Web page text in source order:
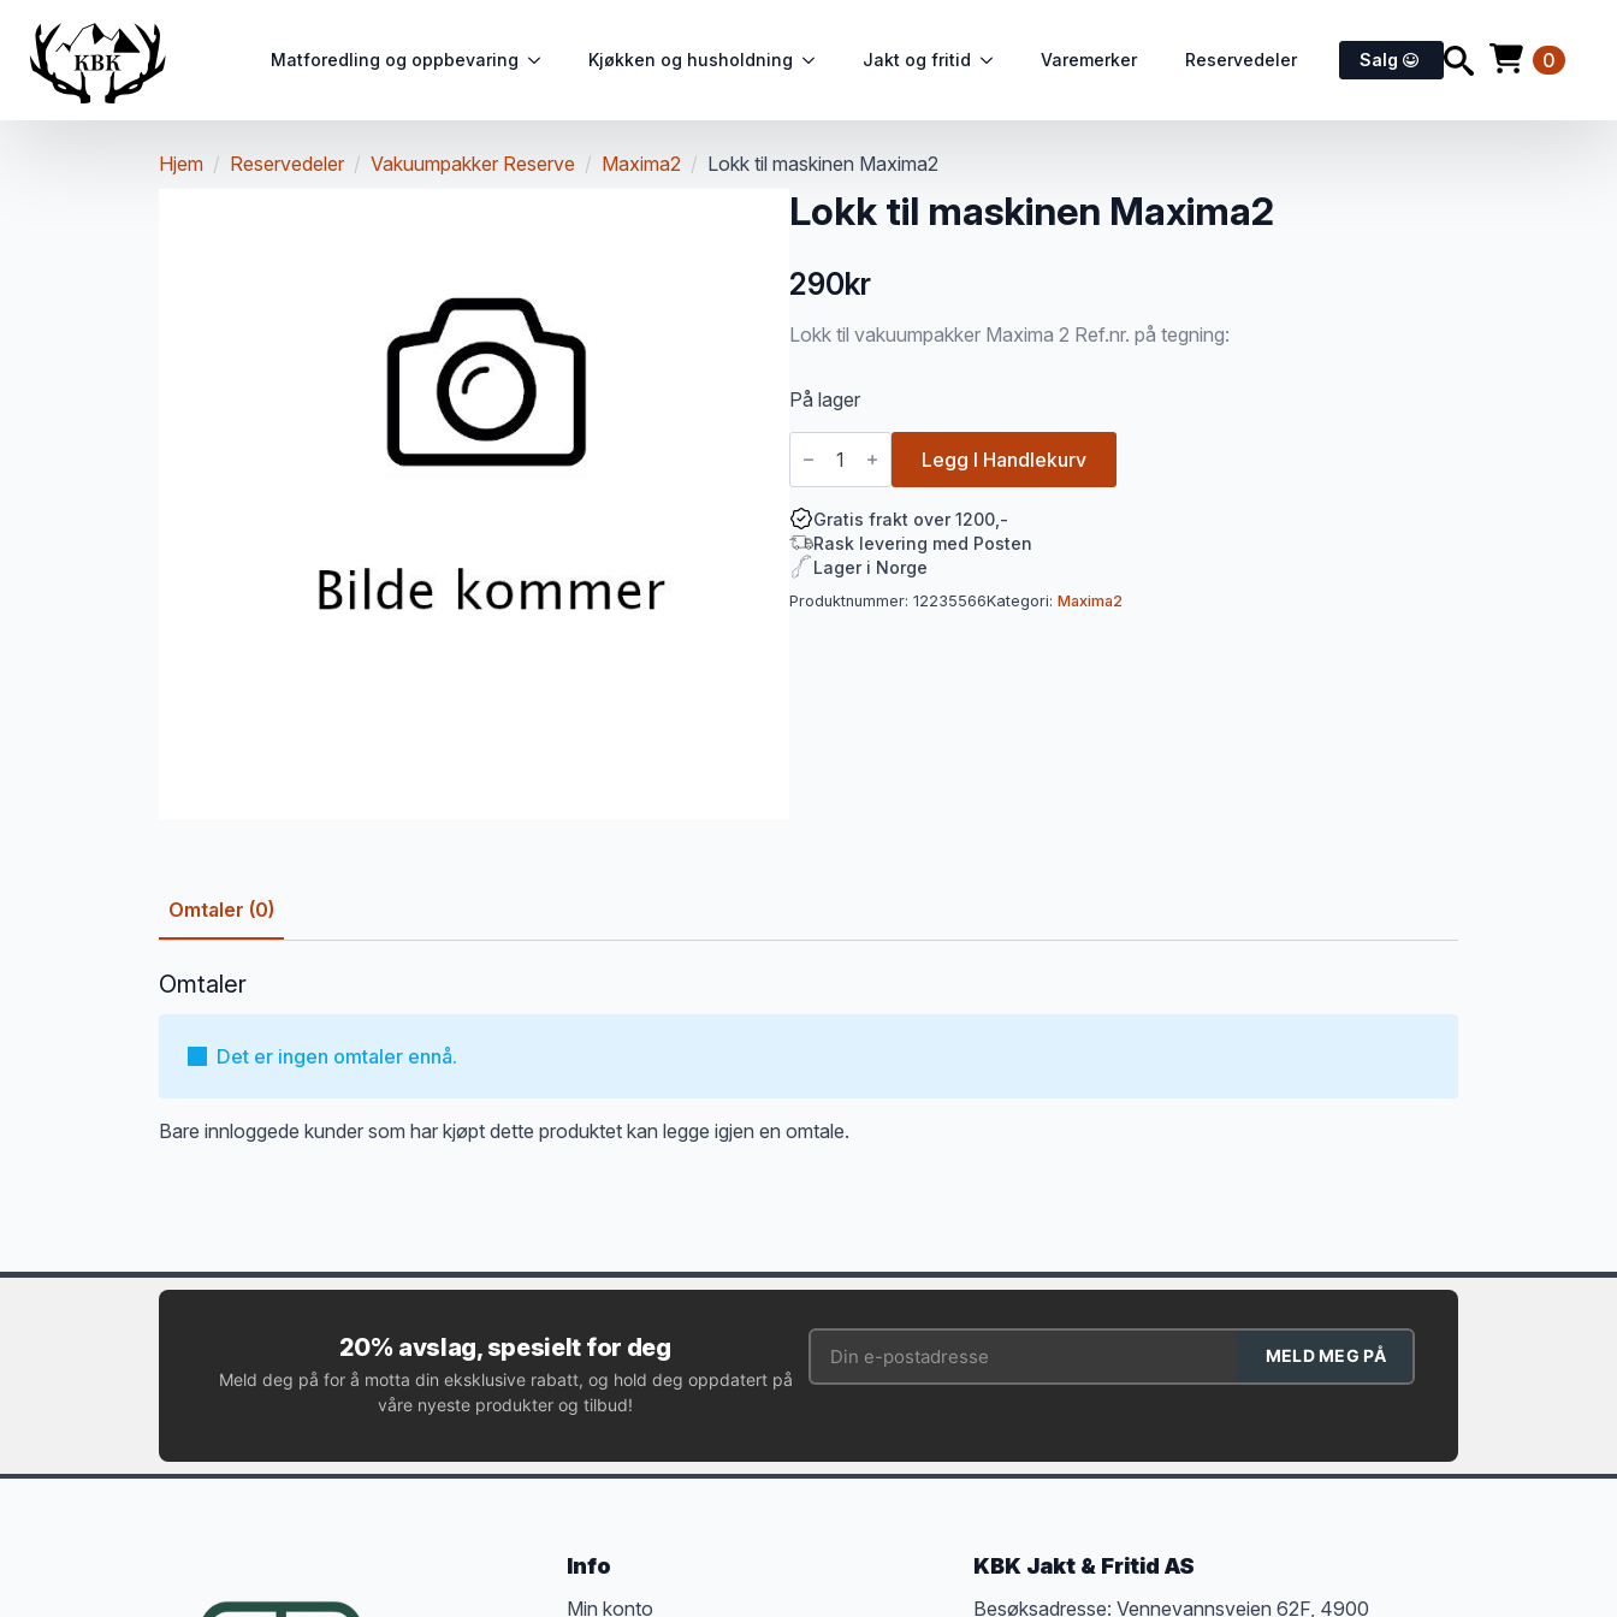
Matforedling og oppbevaring Kjøkken og husholdning Jakt og fritid Varemerker Reservedeler Salg 0
Hjem Reservedeler Vakuumpakker Reserve Maxima2 Lokk til maskinen Maxima2
Lokk til maskinen Maxima2
290kr
Lokk til vakuumpakker Maxima 2 Ref.nr. på tegning:
På lager
Lokk
maskinen
antall
Legg I Handlekurv
Gratis frakt over 1200,-
Rask levering med Posten
Lager i Norge
Produktnummer: 12235566Kategori: Maxima2
Omtaler (0)
Omtaler
Det er ingen omtaler ennå.
Bare innloggede kunder som har kjøpt dette produktet kan legge igjen en omtale.
20% avslag, spesielt for deg
Meld deg på for å motta din eksklusive rabatt, og hold deg oppdatert på
våre nyeste produkter og tilbud!
MELD MEG PÅ
Info
Min konto
KBK Jakt & Fritid AS
Besøksadresse: Vennevannsveien 62F, 4900